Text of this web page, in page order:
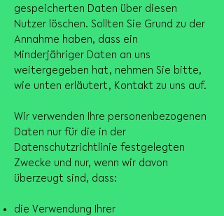
gespeicherten Daten über diesen
Nutzer löschen. Sollten Sie Grund zu der
Annahme haben, dass ein
Minderjähriger Daten an uns
weitergegeben hat, nehmen Sie bitte,
wie unten erläutert, Kontakt zu uns auf.
Wir verwenden Ihre personenbezogenen
Daten nur für die in der
Datenschutzrichtlinie festgelegten
Zwecke und nur, wenn wir davon
überzeugt sind, dass:
die Verwendung Ihrer